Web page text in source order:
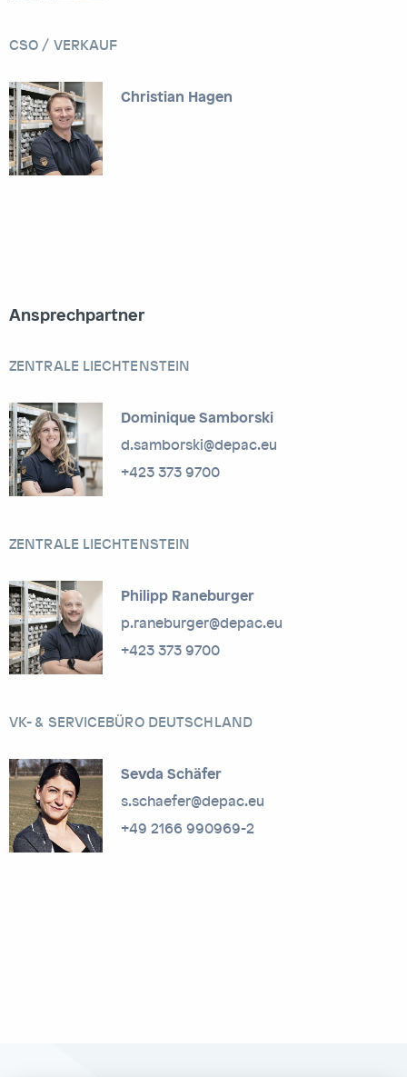
CSO / VERKAUF
Christian Hagen
Ansprechpartner
ZENTRALE LIECHTENSTEIN
Dominique Samborski
d.samborski@depac.eu
+423 373 9700
ZENTRALE LIECHTENSTEIN
Philipp Raneburger
p.raneburger@depac.eu
+423 373 9700
VK- & SERVICEBÜRO DEUTSCHLAND
Sevda Schäfer
s.schaefer@depac.eu
+49 2166 990969-2